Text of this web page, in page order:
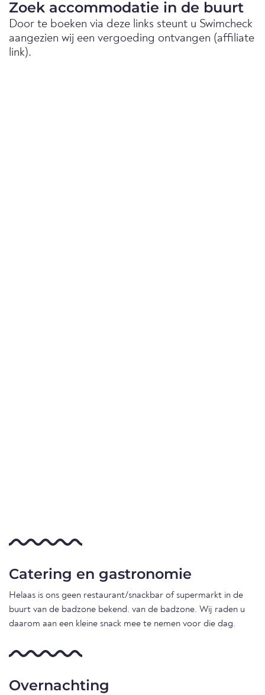
Zoek accommodatie in de buurt
Door te boeken via deze links steunt u Swimcheck
aangezien wij een vergoeding ontvangen (affiliate
link).
Catering en gastronomie
Helaas is ons geen restaurant/snackbar of supermarkt in de
buurt van de badzone bekend. van de badzone. Wij raden u
daarom aan een kleine snack mee te nemen voor die dag.
Overnachting